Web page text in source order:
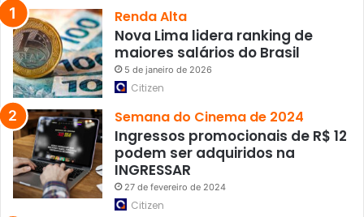
Renda Alta
Nova Lima lidera ranking de
maiores salários do Brasil
5 de janeiro de 2026
Citizen
Semana do Cinema de 2024
Ingressos promocionais de R$ 12
podem ser adquiridos na
INGRESSAR
27 de fevereiro de 2024
Citizen